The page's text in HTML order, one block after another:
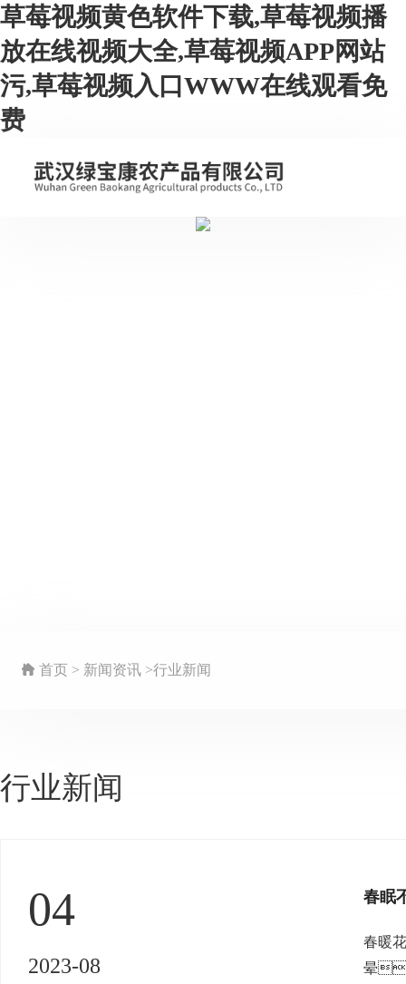
草莓视频黄色软件下载,草莓视频播
放在线视频大全,草莓视频APP网站
污,草莓视频入口WWW在线观看免
费
首页 > 新闻资讯 >行业新闻
行业新闻
04
2023-08
春眠
春暖
晕